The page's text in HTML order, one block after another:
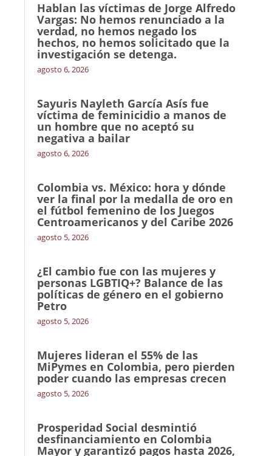
Hablan las víctimas de Jorge Alfredo
Vargas: No hemos renunciado a la
verdad, no hemos negado los
hechos, no hemos solicitado que la
investigación se detenga.
agosto 6, 2026
Sayuris Nayleth García Asís fue
víctima de feminicidio a manos de
un hombre que no aceptó su
negativa a bailar
agosto 6, 2026
Colombia vs. México: hora y dónde
ver la final por la medalla de oro en
el fútbol femenino de los Juegos
Centroamericanos y del Caribe 2026
agosto 5, 2026
¿El cambio fue con las mujeres y
personas LGBTIQ+? Balance de las
políticas de género en el gobierno
Petro
agosto 5, 2026
Mujeres lideran el 55% de las
MiPymes en Colombia, pero pierden
poder cuando las empresas crecen
agosto 5, 2026
Prosperidad Social desmintió
desfinanciamiento en Colombia
Mayor y garantizó pagos hasta 2026,